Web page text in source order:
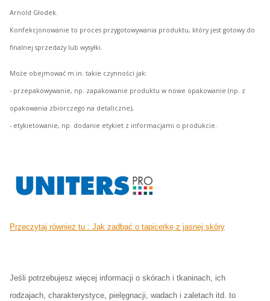
Arnold Głodek.
Konfekcjonowanie to proces przygotowywania produktu, który jest gotowy do
finalnej sprzedaży lub wysyłki.
Może obejmować m.in. takie czynności jak:
- przepakowywanie, np. zapakowanie produktu w nowe opakowanie (np. z
opakowania zbiorczego na detaliczne),
- etykietowanie, np. dodanie etykiet z informacjami o produkcie.
Przeczytaj również tu : Jak zadbać o tapicerkę z jasnej skóry
Jeśli potrzebujesz więcej informacji o skórach i tkaninach, ich
rodzajach, charakterystyce, pielęgnacji, wadach i zaletach itd. to